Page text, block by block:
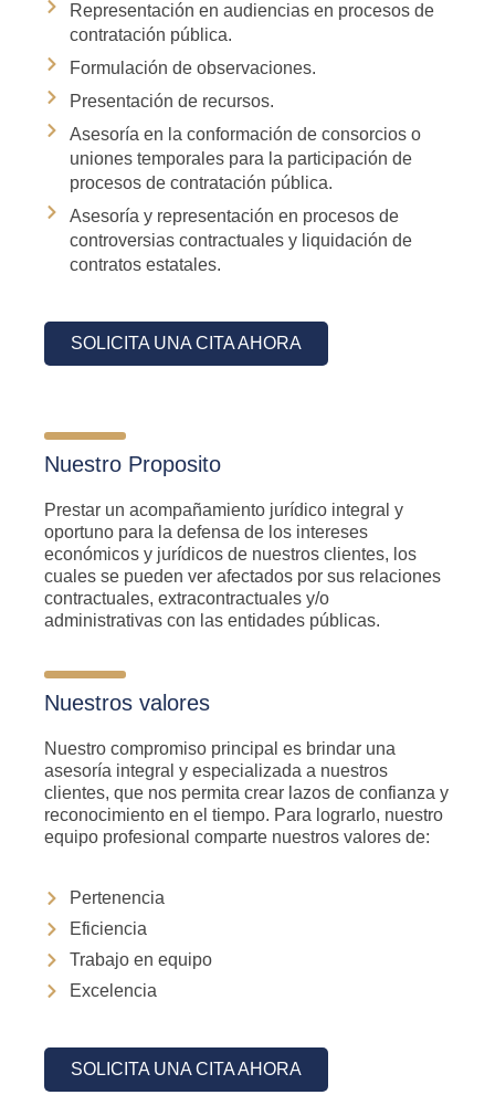
Representación en audiencias en procesos de
contratación pública.
Formulación de observaciones.
Presentación de recursos.
Asesoría en la conformación de consorcios o
uniones temporales para la participación de
procesos de contratación pública.
Asesoría y representación en procesos de
controversias contractuales y liquidación de
contratos estatales.
SOLICITA UNA CITA AHORA
Nuestro Proposito
Prestar un acompañamiento jurídico integral y
oportuno para la defensa de los intereses
económicos y jurídicos de nuestros clientes, los
cuales se pueden ver afectados por sus relaciones
contractuales, extracontractuales y/o
administrativas con las entidades públicas.
Nuestros valores
Nuestro compromiso principal es brindar una
asesoría integral y especializada a nuestros
clientes, que nos permita crear lazos de confianza y
reconocimiento en el tiempo. Para lograrlo, nuestro
equipo profesional comparte nuestros valores de:
Pertenencia
Eficiencia
Trabajo en equipo
Excelencia
SOLICITA UNA CITA AHORA